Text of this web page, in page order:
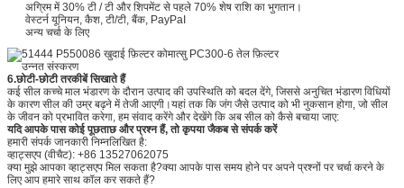
अग्रिम में 30% टी / टी और शिपमेंट से पहले 70% शेष राशि का भुगतान।
वेस्टर्न यूनियन, कैश, टी/टी, बैंक, PayPaI
अन्य चर्चा के लिए
6.छोटी-छोटी तरकीबें सिखाते हैं
कई सील कच्चे माल भंडारण के दौरान उत्पाद की उपस्थिति को बदल देंगे, जिससे अनुचित भंडारण विधियों
के कारण सील की उम्र बढ़ने में तेजी आएगी।यहां तक ​​कि जंग जैसे उत्पाद को भी नुकसान होगा, जो सील
के जीवन को प्रभावित करेगा, हम संवाद करेंगे और देखेंगे कि अब सील को कैसे बचाया जाए:
यदि आपके पास कोई पूछताछ और प्रश्न हैं, तो कृपया जैकब से संपर्क करें
हमारी संपर्क जानकारी निम्नलिखित है:
व्हाट्सएप (वीचैट): +86 13527062075
क्या मुझे आपका व्हाट्सएप मिल सकता है?क्या आपके पास समय होने पर अपने प्रश्नों पर चर्चा करने के
लिए आप हमारे साथ कॉल कर सकते हैं?